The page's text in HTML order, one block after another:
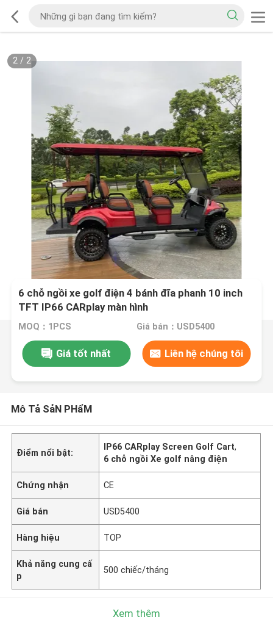
2/ 2
6 chỗ ngồi xe golf điện 4 bánh đĩa phanh 10 inch
TFT IP66 CARplay màn hình
MOQ：1PCS Giá bán：USD5400
Giá tốt nhất Liên hệ chúng tôi
Mô Tả SảN PHẩM
Điểm nổi bật:
IP66 CARplay Screen Golf Cart,
6 chỗ ngồi Xe golf nâng điện
Chứng nhận CE
Giá bán USD5400
Hàng hiệu TOP
Khả năng cung cấ
p
500 chiếc/tháng
Xem thêm